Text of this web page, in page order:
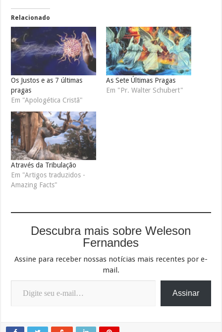
Relacionado
Os Justos e as 7 últimas
pragas
Em "Apologética Cristã"
As Sete Últimas Pragas
Em "Pr. Walter Schubert"
Através da Tribulação
Em "Artigos traduzidos -
Amazing Facts"
Descubra mais sobre Weleson
Fernandes
Assine para receber nossas notícias mais recentes por e-
mail.
Digite seu e-mail…
Assinar